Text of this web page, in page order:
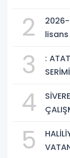
2
2026-
3
:
4
5